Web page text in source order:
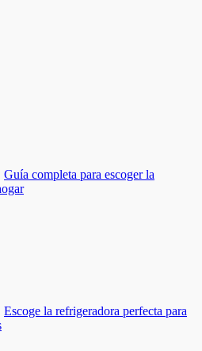
Guía completa para escoger la
Escoge la refrigeradora perfecta para